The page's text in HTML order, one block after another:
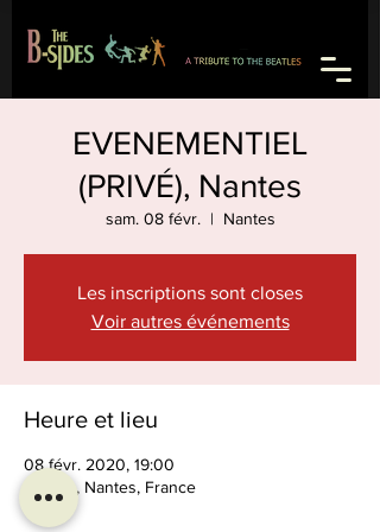
EVENEMENTIEL
(PRIVÉ), Nantes
sam. 08 févr.
  |
Nantes
Les inscriptions sont closes
Voir autres événements
Heure et lieu
08 févr. 2020, 19:00
Nantes, Nantes, France